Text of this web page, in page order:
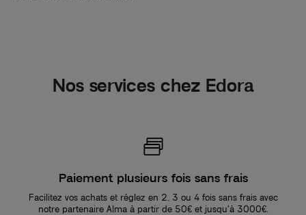
Nos services chez Edora
Paiement plusieurs fois sans frais
Facilitez vos achats et réglez en 2, 3 ou 4 fois sans frais avec
notre partenaire Alma à partir de 50€ et jusqu'à 3000€.